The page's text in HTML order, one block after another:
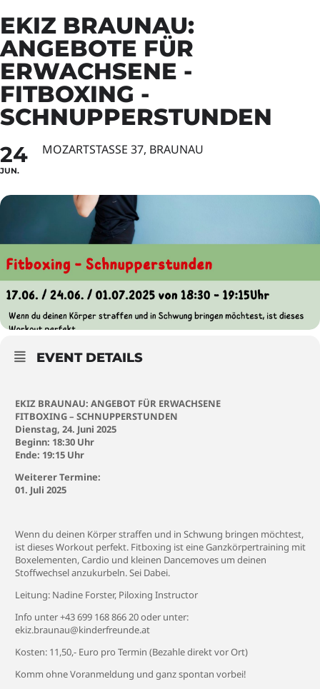
EKIZ BRAUNAU:
ANGEBOTE FÜR
ERWACHSENE -
FITBOXING -
SCHNUPPERSTUNDEN
24
JUN.
MOZARTSTASSE 37, BRAUNAU
EVENT DETAILS
EKIZ BRAUNAU: ANGEBOT FÜR ERWACHSENE
FITBOXING – SCHNUPPERSTUNDEN
Dienstag, 24. Juni 2025
Beginn: 18:30 Uhr
Ende: 19:15 Uhr
Weiterer Termine:
01. Juli 2025
Wenn du deinen Körper straffen und in Schwung bringen möchtest,
ist dieses Workout perfekt. Fitboxing ist eine Ganzkörpertraining mit
Boxelementen, Cardio und kleinen Dancemoves um deinen
Stoffwechsel anzukurbeln. Sei Dabei.
Leitung: Nadine Forster, Piloxing Instructor
Info unter +43 699 168 866 20 oder unter:
ekiz.braunau@kinderfreunde.at
Kosten: 11,50,- Euro pro Termin (Bezahle direkt vor Ort)
Komm ohne Voranmeldung und ganz spontan vorbei!